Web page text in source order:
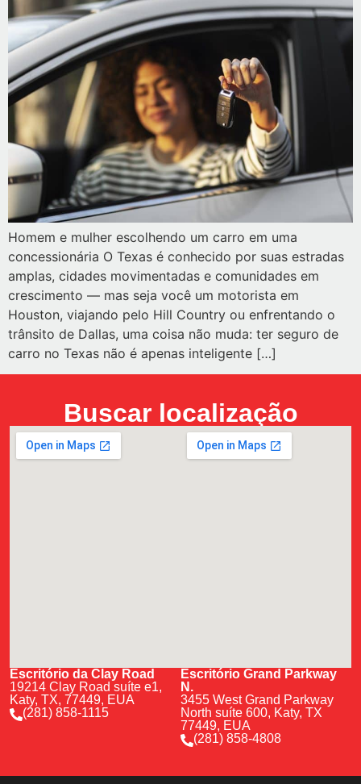
Homem e mulher escolhendo um carro em uma
concessionária O Texas é conhecido por suas estradas
amplas, cidades movimentadas e comunidades em
crescimento — mas seja você um motorista em
Houston, viajando pelo Hill Country ou enfrentando o
trânsito de Dallas, uma coisa não muda: ter seguro de
carro no Texas não é apenas inteligente […]
Buscar localização
Escritório da Clay Road
19214 Clay Road suíte e1,
Katy, TX, 77449, EUA
(281) 858-1115
Escritório Grand Parkway
N.
3455 West Grand Parkway
North suíte 600, Katy, TX
77449, EUA
(281) 858-4808